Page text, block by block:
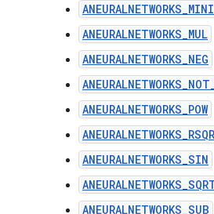
ANEURALNETWORKS_MUL
ANEURALNETWORKS_NEG
ANEURALNETWORKS_POW
ANEURALNETWORKS_SIN
ANEURALNETWORKS_SUB